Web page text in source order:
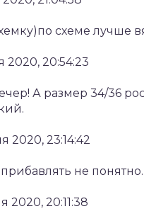
схеме лучше
2020, 20:54:23
А размер 34/36
2020, 23:14:42
не понятно.
2020, 20:11:38